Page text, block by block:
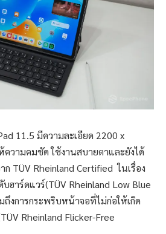
11.5 มีความละเอียด 2200 x
ความคมชัด ใช้งานสบายตาและยังได้
ก TÜV Rheinland Certified ในเรื่อง
ฮาร์ดแวร์(TÜV Rheinland Low Blue
งการกระพริบหน้าจอที่ไม่ก่อให้เกิด
Rheinland Flicker-Free